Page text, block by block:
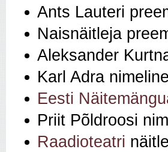
Ants Lauteri
Naisnäitleja
Aleksander
Karl Adra
Eesti
Priit Põldroosi
Raadioteatri